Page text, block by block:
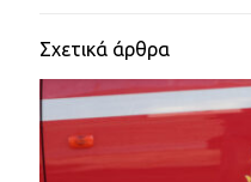
Σχετικά άρθρα